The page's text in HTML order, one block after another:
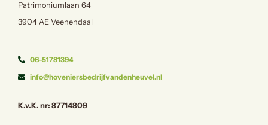
Patrimoniumlaan 64
3904 AE Veenendaal
06-51781394
info@hoveniersbedrijfvandenheuvel.nl
K.v.K. nr: 87714809